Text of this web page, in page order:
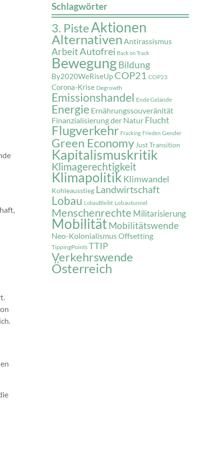
Schlagwörter
3. PisteAktionen
Alternativen Antirassismus
ArbeitAutofrei Back on Track
BewegungBildung
By2020WeRiseUp COP21 COP23
Corona-Krise Degrowth
Emissionshandel Ende Gelände
Energie Ernährungssouveränität
Finanzialisierung der Natur Flucht
Flugverkehr Fracking Frieden Gender
Green EconomyJust Transition
Kapitalismuskritik
Klimagerechtigkeit
Klimapolitik Klimwandel
Kohleausstieg Landwirtschaft
Lobau LobauBleibt Lobautunnel
Menschenrechte Militarisierung
MobilitätMobilitätswende
Neo-KolonialismusOffsetting
TippingPoints TTIP
Verkehrswende
Österreich